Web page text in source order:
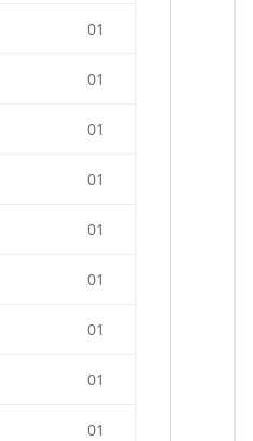
01
01
01
01
01
01
01
01
01